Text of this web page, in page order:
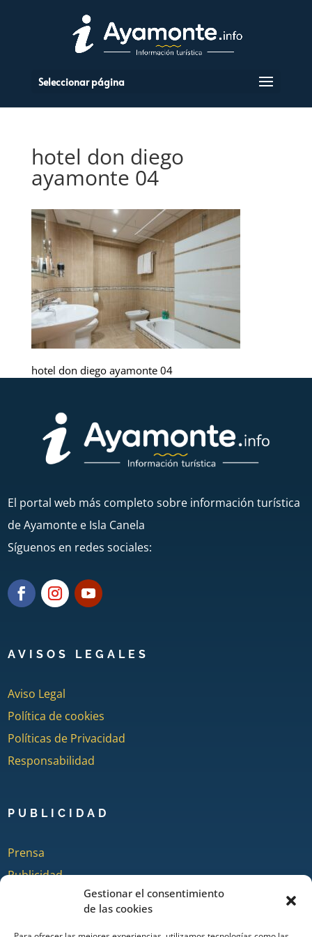
Gestionar el consentimiento
de las cookies
Seleccionar página
hotel don diego
ayamonte 04
hotel don diego ayamonte 04
El portal web más completo sobre información turística
de Ayamonte e Isla Canela
Síguenos en redes sociales:
AVISOS LEGALES
Aviso Legal
Política de cookies
Políticas de Privacidad
Responsabilidad
PUBLICIDAD
Prensa
Publicidad
Quienes somos